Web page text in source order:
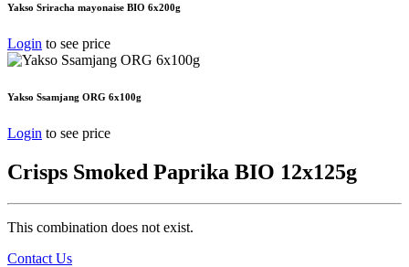
Yakso Sriracha mayonaise BIO 6x200g
Login to see price
Yakso Ssamjang ORG 6x100g
Login to see price
Crisps Smoked Paprika BIO 12x125g
This combination does not exist.
Contact Us